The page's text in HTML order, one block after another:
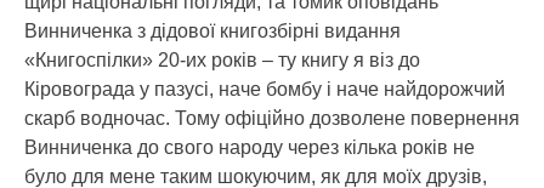
Винниченка з дідової книгозбірні видання
«Книгоспілки» 20-их років – ту книгу я віз до
Кіровограда у пазусі, наче бомбу і наче найдорожчий
скарб водночас. Тому офіційно дозволене повернення
Винниченка до свого народу через кілька років не
було для мене таким шокуючим, як для моїх друзів,